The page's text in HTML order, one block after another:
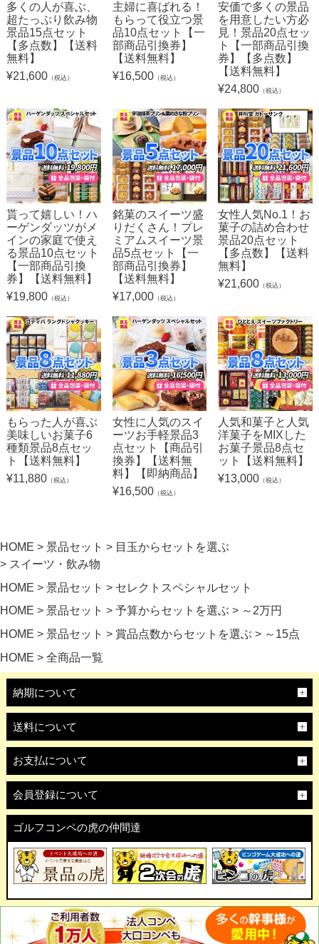
多くの人が喜ぶ、
超たっぷり飲み物
景品15点セット
【多点数】【送料
無料】
¥21,600（税込）
主婦に喜ばれる！
もらって役立つ景
品10点セット【一
部商品引換券】
【送料無料】
¥16,500（税込）
安価で多くの景品
を用意したい方必
見！景品20点セッ
ト【一部商品引換
券】【多点数】
【送料無料】
¥24,800 （税込）
貰って嬉しい！ハ
ーゲンダッツがメ
インの家庭で使え
る景品10点セット
【一部商品引換
券】【送料無料】
¥19,800（税込）
銘菓のスイーツ盛
りだくさん！プレ
ミアムスイーツ景
品5点セット【一
部商品引換券】
【送料無料】
¥17,000（税込）
女性人気No.1！お
菓子の詰め合わせ
景品20点セット
【多点数】【送料
無料】
¥21,600 （税込）
もらった人が喜ぶ
美味しいお菓子6
種類景品8点セッ
ト【送料無料】
¥11,880（税込）
女性に人気のスイ
ーツお手軽景品3
点セット【商品引
換券】【送料無
料】【即納商品】
¥16,500（税込）
人気和菓子と人気
洋菓子をMIXした
お菓子景品8点セ
ット【送料無料】
¥13,000 （税込）
HOME 景品セット
目玉からセットを選ぶ
スイーツ・飲み物
HOME
景品セット
セレクトスペシャルセット
HOME
景品セット 予算からセットを選ぶ
～2万円
HOME
景品セット 賞品点数からセットを選ぶ
～15点
HOME
全商品一覧
納期について
送料について
お支払について
会員登録について
ゴルフコンペの虎の仲間達